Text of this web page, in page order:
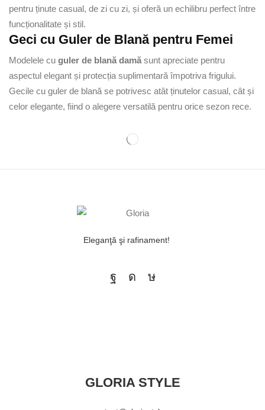
pentru ținute casual, de zi cu zi, și oferă un echilibru perfect între
funcționalitate și stil.
Geci cu Guler de Blană pentru Femei
Modelele cu guler de blană damă sunt apreciate pentru
aspectul elegant și protecția suplimentară împotriva frigului.
Gecile cu guler de blană se potrivesc atât ținutelor casual, cât și
celor elegante, fiind o alegere versatilă pentru orice sezon rece.
Eleganţă şi rafinament!
GLORIA STYLE